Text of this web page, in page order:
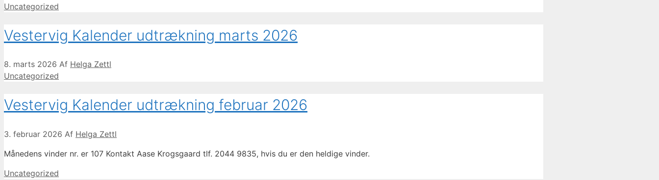
Kategorier
Uncategorized
Vestervig Kalender udtrækning marts 2026
8. marts 2026 Af Helga Zettl
Kategorier
Uncategorized
Vestervig Kalender udtrækning februar 2026
3. februar 2026 Af Helga Zettl
Månedens vinder nr. er 107 Kontakt Aase Krogsgaard tlf. 2044 9835, hvis du er den heldige vinder.
Kategorier
Uncategorized